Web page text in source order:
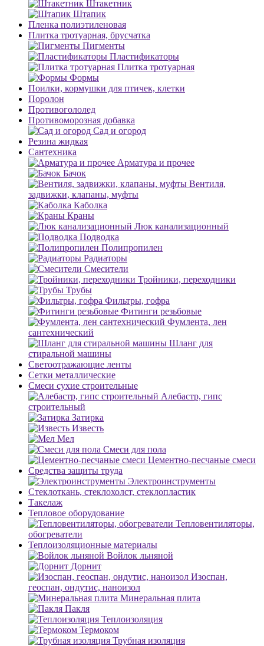
Штакетник
Штапик
Пленка полиэтиленовая
Плитка тротуарная, брусчатка
Пигменты
Пластификаторы
Плитка тротуарная
Формы
Поилки, кормушки для птичек, клетки
Поролон
Противогололед
Противоморозная добавка
Сад и огород
Резина жидкая
Сантехника
Арматура и прочее
Бачок
Вентиля,
задвижки, клапаны, муфты
Каболка
Краны
Люк канализационный
Подводка
Полипропилен
Радиаторы
Смесители
Тройники, переходники
Трубы
Фильтры, гофра
Фитинги резьбовые
Фумлента, лен
сантехнический
Шланг для
стиральной машины
Светоотражающие ленты
Сетки металлические
Смеси сухие строительные
Алебастр, гипс
строительный
Затирка
Известь
Мел
Смеси для пола
Цементно-песчаные смеси
Средства защиты труда
Электроинструменты
Стеклоткань, стеклохолст, стеклопластик
Такелаж
Тепловое оборудование
Тепловентиляторы,
обогреватели
Теплоизоляционные материалы
Войлок льняной
Дорнит
Изоспан,
геоспан, ондутис, наноизол
Минеральная плита
Пакля
Теплоизоляция
Термоком
Трубная изоляция